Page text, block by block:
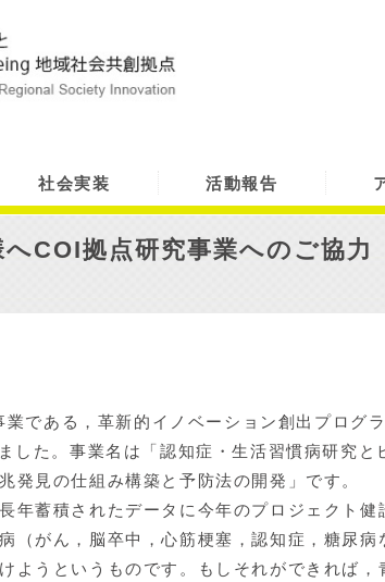
社会実装 活動報告
へCOI拠点研究事業へのご協力
である，革新的イノベーション創出プログ
した。事業名は「認知症・生活習慣病研究と
発見の仕組み構築と予防法の開発」です。
年蓄積されたデータに今年のプロジェクト健
（がん，脳卒中，心筋梗塞，認知症，糖尿病
ようというものです。もしそれができれば，